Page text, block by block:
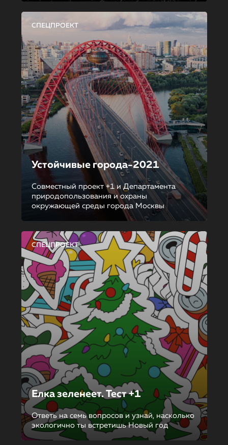
СПЕЦПРОЕКТ
Устойчивые города-2021
Совместный проект +1 и Департамента
природопользования и охраны
окружающей среды города Москвы
СПЕЦПРОЕКТ
Елка зеленеет. Тест +1
Ответь на семь вопросов и узнай, насколько
экологично ты встретишь Новый год